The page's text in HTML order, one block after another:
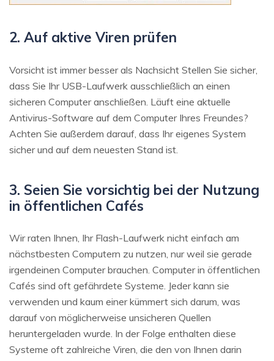
2. Auf aktive Viren prüfen
Vorsicht ist immer besser als Nachsicht Stellen Sie sicher,
dass Sie Ihr USB-Laufwerk ausschließlich an einen
sicheren Computer anschließen. Läuft eine aktuelle
Antivirus-Software auf dem Computer Ihres Freundes?
Achten Sie außerdem darauf, dass Ihr eigenes System
sicher und auf dem neuesten Stand ist.
3. Seien Sie vorsichtig bei der Nutzung
in öffentlichen Cafés
Wir raten Ihnen, Ihr Flash-Laufwerk nicht einfach am
nächstbesten Computern zu nutzen, nur weil sie gerade
irgendeinen Computer brauchen. Computer in öffentlichen
Cafés sind oft gefährdete Systeme. Jeder kann sie
verwenden und kaum einer kümmert sich darum, was
darauf von möglicherweise unsicheren Quellen
heruntergeladen wurde. In der Folge enthalten diese
Systeme oft zahlreiche Viren, die den von Ihnen darin